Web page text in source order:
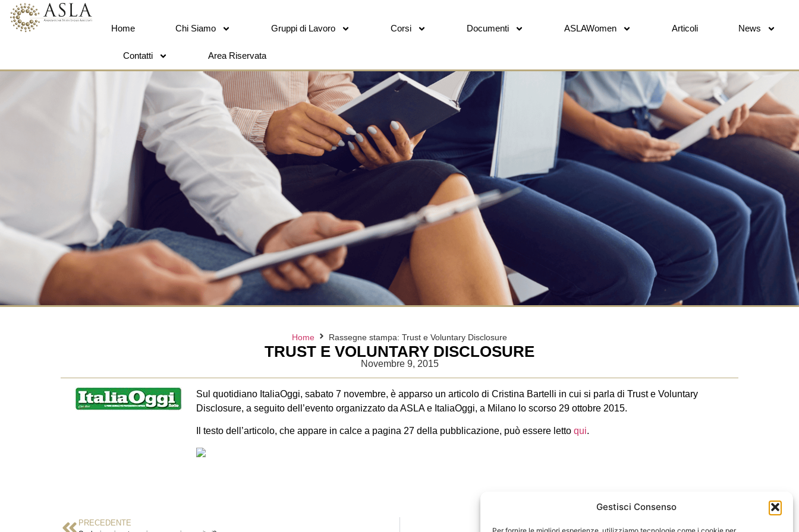
Gestisci Consenso
Home Chi Siamo Gruppi di Lavoro Corsi Documenti ASLAWomen Articoli News
Contatti Area Riservata
Home Rassegne stampa: Trust e Voluntary Disclosure
TRUST E VOLUNTARY DISCLOSURE
Novembre 9, 2015
Sul quotidiano ItaliaOggi, sabato 7 novembre, è apparso un articolo di Cristina Bartelli in cui si parla di Trust e Voluntary
Disclosure, a seguito dell’evento organizzato da ASLA e ItaliaOggi, a Milano lo scorso 29 ottobre 2015.
Il testo dell’articolo, che appare in calce a pagina 27 della pubblicazione, può essere letto qui.
PRECEDENTE